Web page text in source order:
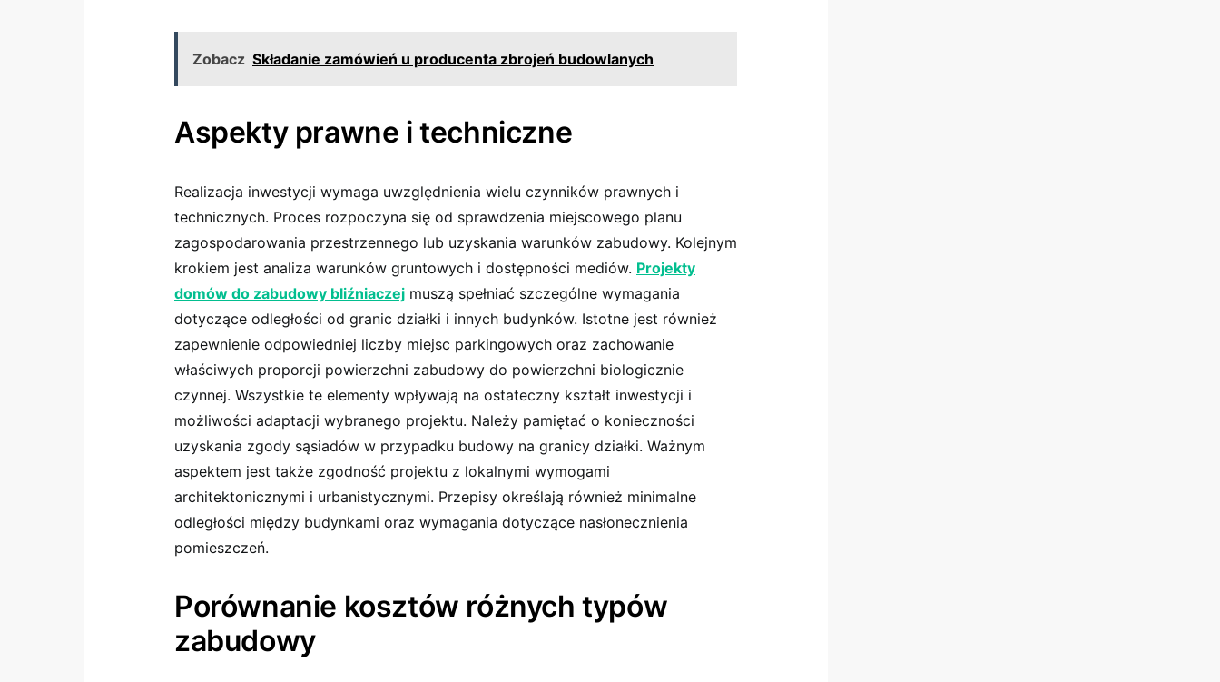
Zobacz Składanie zamówień u producenta zbrojeń budowlanych
Aspekty prawne i techniczne
Realizacja inwestycji wymaga uwzględnienia wielu czynników prawnych i
technicznych. Proces rozpoczyna się od sprawdzenia miejscowego planu
zagospodarowania przestrzennego lub uzyskania warunków zabudowy. Kolejnym
krokiem jest analiza warunków gruntowych i dostępności mediów. Projekty
domów do zabudowy bliźniaczej muszą spełniać szczególne wymagania
dotyczące odległości od granic działki i innych budynków. Istotne jest również
zapewnienie odpowiedniej liczby miejsc parkingowych oraz zachowanie
właściwych proporcji powierzchni zabudowy do powierzchni biologicznie
czynnej. Wszystkie te elementy wpływają na ostateczny kształt inwestycji i
możliwości adaptacji wybranego projektu. Należy pamiętać o konieczności
uzyskania zgody sąsiadów w przypadku budowy na granicy działki. Ważnym
aspektem jest także zgodność projektu z lokalnymi wymogami
architektonicznymi i urbanistycznymi. Przepisy określają również minimalne
odległości między budynkami oraz wymagania dotyczące nasłonecznienia
pomieszczeń.
Porównanie kosztów różnych typów
zabudowy